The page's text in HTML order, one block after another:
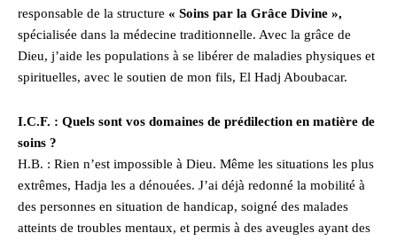
responsable de la structure « Soins par la Grâce Divine »,
spécialisée dans la médecine traditionnelle. Avec la grâce de
Dieu, j’aide les populations à se libérer de maladies physiques et
spirituelles, avec le soutien de mon fils, El Hadj Aboubacar.
I.C.F. : Quels sont vos domaines de prédilection en matière de
soins ?
H.B. : Rien n’est impossible à Dieu. Même les situations les plus
extrêmes, Hadja les a dénouées. J’ai déjà redonné la mobilité à
des personnes en situation de handicap, soigné des malades
atteints de troubles mentaux, et permis à des aveugles ayant des